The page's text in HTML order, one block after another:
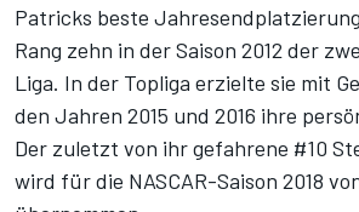
Patricks beste
Rang zehn in der Saison 2012 der
Liga. In der Topliga erzielte sie mit
den Jahren 2015 und 2016 ihre
Der zuletzt von ihr gefahrene #10
wird für die NASCAR-Saison 2018